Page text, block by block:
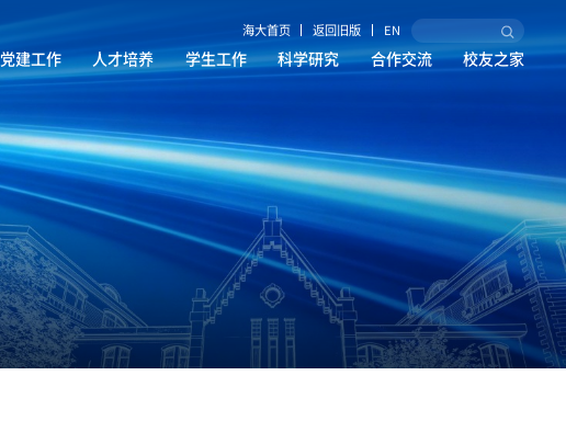
海大首页 返回旧版 EN
党建工作 人才培养 学生工作 科学研究 合作交流 校友之家